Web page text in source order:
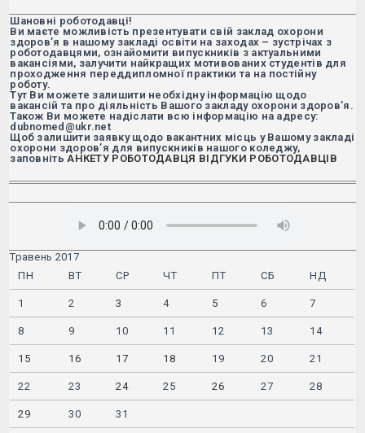
Шановні роботодавці!
Ви маєте можливість презентувати свій заклад охорони
здоров’я в нашому закладі освіти на заходах – зустрічах з
роботодавцями, ознайомити випускників з актуальними
вакансіями, залучити найкращих мотивованих студентів для
проходження переддипломної практики та на постійну
роботу.
Тут Ви можете залишити необхідну інформацію щодо
вакансій та про діяльність Вашого закладу охорони здоров’я.
Також Ви можете надіслати всю інформацію на адресу:
dubnomed@ukr.net
Щоб залишити заявку щодо вакантних місць у Вашому закладі
охорони здоров’я для випускників нашого коледжу,
заповнітьАНКЕТУ РОБОТОДАВЦЯ ВІДГУКИ РОБОТОДАВЦІВ
Травень 2017
ПН
ВТ СР ЧТ ПТ СБ НД
1 2 3 4 5 6 7
8 9 10 11 12 13 14
15 16 17 18 19 20 21
22 23 24 25 26 27 28
29 30 31